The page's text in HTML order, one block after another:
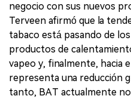
negocio con sus nuevos
Terveen afirmó que la
tabaco está pasando de
productos de
vapeo y, finalmente, hacia
representa una reducción
tanto, BAT actualmente